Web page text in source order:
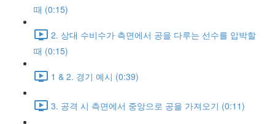
때 (0:15)
2. 상대 수비수가 측면에서 공을 다루는 선수를 압박할
때 (0:15)
1 & 2. 경기 예시 (0:39)
3. 공격 시 측면에서 중앙으로 공을 가져오기 (0:11)